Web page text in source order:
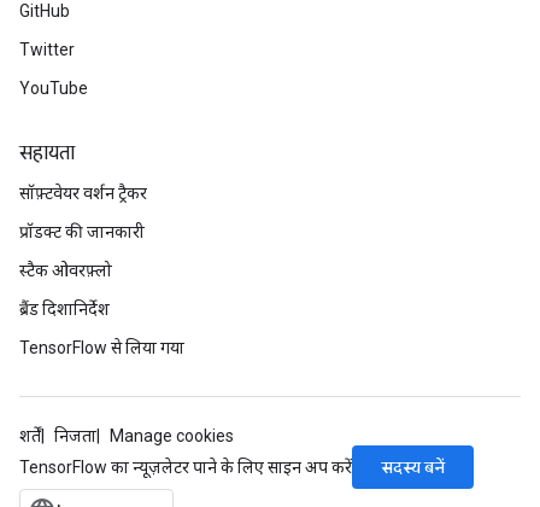
GitHub
Twitter
YouTube
सहायता
सॉफ़्टवेयर वर्शन ट्रैकर
प्रॉडक्ट की जानकारी
स्टैक ओवरफ़्लो
ब्रैंड दिशानिर्देश
TensorFlow से लिया गया
शर्तें निजता
Manage cookies
TensorFlow का न्यूज़लेटर पाने के लिए साइन अप करें
सदस्य बनें